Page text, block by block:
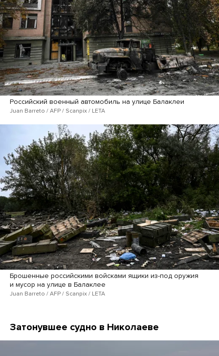
Российский военный автомобиль на улице Балаклеи
Juan Barreto / AFP / Scanpix / LETA
Брошенные российскими войсками ящики из-под оружия
и мусор на улице в Балаклее
Juan Barreto / AFP / Scanpix / LETA
Затонувшее судно в Николаеве